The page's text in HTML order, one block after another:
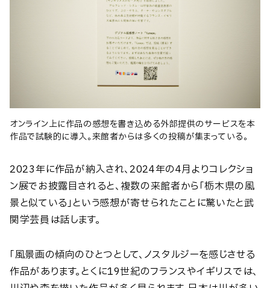
オンライン上に作品の感想を書き込める外部提供のサービスを本
作品で試験的に導入。来館者からは多くの投稿が集まっている。
2023年に作品が納入され、2024年の4月よりコレクショ
ン展でお披露目されると、複数の来館者から「栃木県の風
景と似ている」という感想が寄せられたことに驚いたと武
関学芸員は話します。
「風景画の傾向のひとつとして、ノスタルジーを感じさせる
作品があります。とくに19世紀のフランスやイギリスでは、